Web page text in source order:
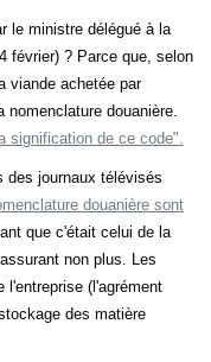
le ministre délégué à la
février) ? Parce que, selon
viande achetée par
douanière.
signification de ce code".
des journaux télévisés
douanière sont
que c'était celui de la
non plus. Les
(l'agrément
des matière